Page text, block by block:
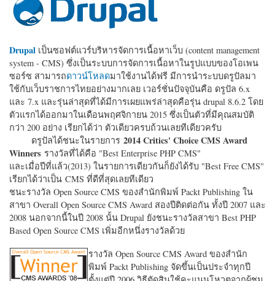
Drupal เป็นซอฟต์แวร์บริหารจัดการเนื้อหาเว็บ (content management
system - CMS) ซึ่งเป็นระบบการจัดการเนื้อหาในรูปแบบของโอเพน
ซอร์ซ สามารถดาวน์โหลดมาใช้งานได้ฟรี มีการนำระบบดรูปัลมา
ใช้กับเว็บราชการไทยอย่างมากเลย เวอร์ชั่นปัจจุบันคือ ดรูปัล 6.x
และ 7.x และรุ่นล่าสุดที่ได้มีการเผยแพร่ล่าสุดคือรุ่น drupal 8.6.2 โดย
ตัวแรกได้ออกมาในเดือนพฤศจิกายน 2015 ซึ่งเป็นตัวที่มีคุณสมบัติ
กว่า 200 อย่าง เรียกได้ว่า ตัวเดียวครบถ้วนเลยทีเดียวครับ
ดรูปัลได้ชนะในรายการ 2014 Critics' Choice CMS Award
Winners รางวัลที่ได้คือ "Best Enterprise PHP CMS"
และเมื่อปีที่แล้ว(2013) ในรายการเดียวกันก็ยังได้รับ "Best Free CMS"
เรียกได้ว่าเป็น CMS ที่ดีที่สุดเลยทีเดียว
ชนะรางวัล Open Source CMS ของสำนักพิมพ์ Packt Publishing ใน
สาขา Overall Open Source CMS Award สองปีติดต่อกัน ทั้งปี 2007 และ
2008 นอกจากนี้ในปี 2008 นั้น Drupal ยังชนะรางวัลสาขา Best PHP
Based Open Source CMS เพิ่มอีกหนึ่งรางวัลด้วย
รางวัล Open Source CMS Award ของสำนัก
พิมพ์ Packt Publishing จัดขึ้นเป็นประจำทุกปี